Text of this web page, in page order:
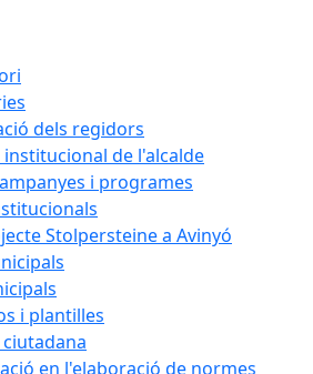
dels regidors
institucional de l'alcalde
i programes
Stolpersteine a Avinyó
i plantilles
en l'elaboració de normes